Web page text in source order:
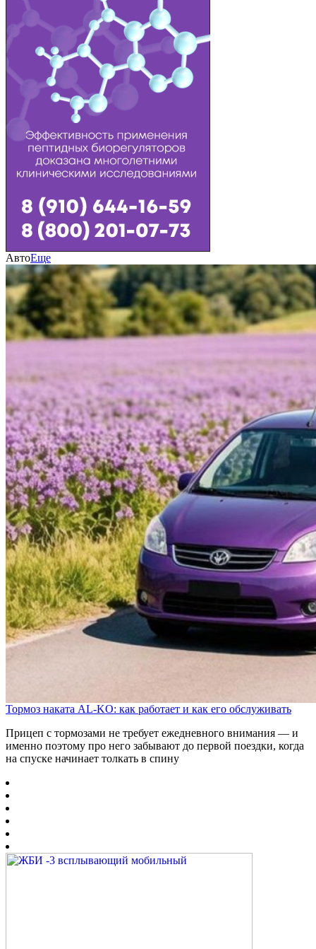
АвтоЕще
Тормоз наката AL-KO: как работает и как его обслуживать
Прицеп с тормозами не требует ежедневного внимания — и
именно поэтому про него забывают до первой поездки, когда
на спуске начинает толкать в спину